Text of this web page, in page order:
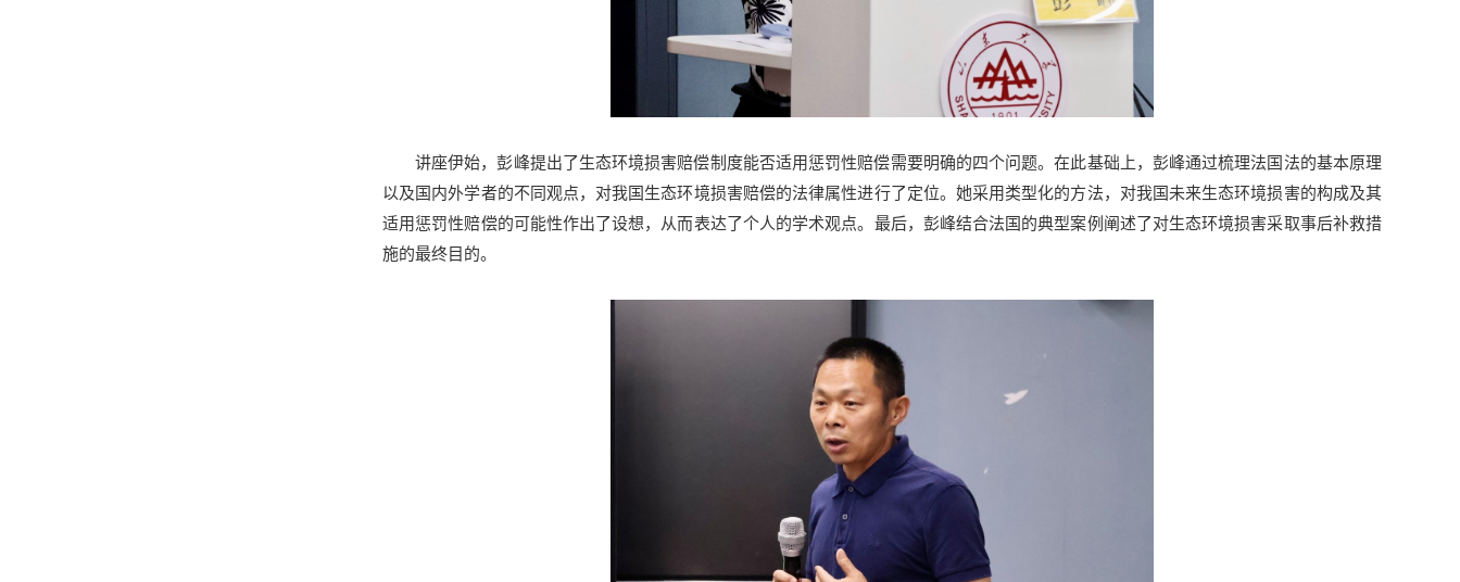
讲座伊始，彭峰提出了生态环境损害赔偿制度能否适用惩罚性赔偿需要明确的四个问题。在此基础上，彭峰通过梳理法国法的基本原理
以及国内外学者的不同观点，对我国生态环境损害赔偿的法律属性进行了定位。她采用类型化的方法，对我国未来生态环境损害的构成及其
适用惩罚性赔偿的可能性作出了设想，从而表达了个人的学术观点。最后，彭峰结合法国的典型案例阐述了对生态环境损害采取事后补救措
施的最终目的。